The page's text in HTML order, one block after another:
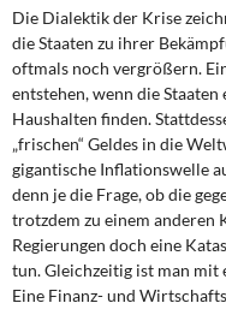
Die Dialektik der Krise
die Staaten zu ihrer
oftmals noch vergrößern.
entstehen, wenn die Staaten
Haushalten finden.
„frischen“ Geldes in die
gigantische Inflationswelle
denn je die Frage, ob die
trotzdem zu einem anderen
Regierungen doch eine
tun. Gleichzeitig ist man
Eine Finanz- und